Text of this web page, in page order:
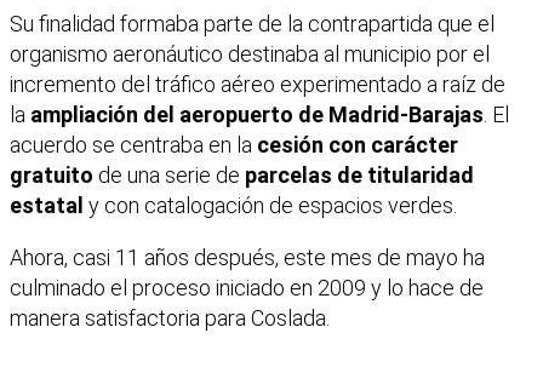
Su finalidad formaba parte de la contrapartida que el
organismo aeronáutico destinaba al municipio por el
incremento del tráfico aéreo experimentado a raíz de
la ampliación del aeropuerto de Madrid-Barajas. El
acuerdo se centraba en la cesión con carácter
gratuito de una serie de parcelas de titularidad
estatal y con catalogación de espacios verdes.
Ahora, casi 11 años después, este mes de mayo ha
culminado el proceso iniciado en 2009 y lo hace de
manera satisfactoria para Coslada.